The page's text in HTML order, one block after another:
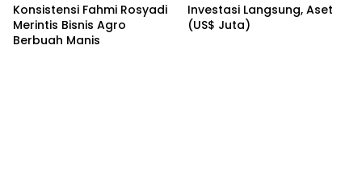
Konsistensi Fahmi Rosyadi
Merintis Bisnis Agro
Berbuah Manis
Investasi Langsung, Aset
(US$ Juta)